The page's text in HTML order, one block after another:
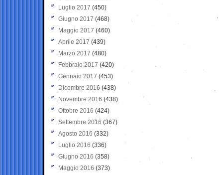
Luglio 2017 (450)
Giugno 2017 (468)
Maggio 2017 (460)
Aprile 2017 (439)
Marzo 2017 (480)
Febbraio 2017 (420)
Gennaio 2017 (453)
Dicembre 2016 (438)
Novembre 2016 (438)
Ottobre 2016 (424)
Settembre 2016 (367)
Agosto 2016 (332)
Luglio 2016 (336)
Giugno 2016 (358)
Maggio 2016 (373)